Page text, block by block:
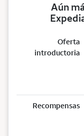
Aún
Oferta
introductoria
Recompensas